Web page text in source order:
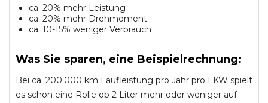
ca. 20% mehr Leistung
ca. 20% mehr Drehmoment
ca. 10-15% weniger Verbrauch
Was Sie sparen, eine Beispielrechnung:
Bei ca. 200.000 km Laufleistung pro Jahr pro LKW spielt
es schon eine Rolle ob 2 Liter mehr oder weniger auf